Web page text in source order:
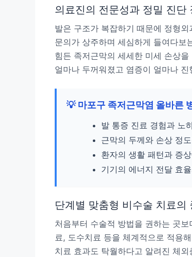
의료진의 전문성과 정밀 진단
발은 구조가 복잡하기 때문에 정형
문의가 상주하며 세심하게 들여다보
힘든 족저근막의 세세한 미세 손상
얼마나 두꺼워졌고 염증이 얼마나
💡 마포구 족저근막염 올바른
발 통증 진료 경험과 노
근막의 두께와 손상 정
환자의 생활 패턴과 증
기기의 에너지 전달 효
단계별 맞춤형 비수술 치료의
처음부터 수술적 방법을 권하는 곳
료, 도수치료 등을 체계적으로 적용
치료 효과도 탁월하다고 알려진 체